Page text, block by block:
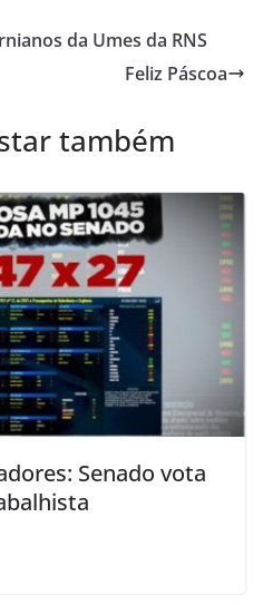
da Umes da RNS
Feliz Páscoa
também
Senado vota